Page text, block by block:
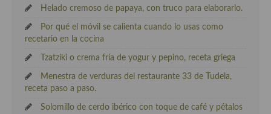
Helado cremoso de papaya, con truco para elaborarlo.
Por qué el móvil se calienta cuando lo usas como
recetario en la cocina
Tzatziki o crema fría de yogur y pepino, receta griega
Menestra de verduras del restaurante 33 de Tudela,
receta paso a paso.
Solomillo de cerdo ibérico con toque de café y pétalos